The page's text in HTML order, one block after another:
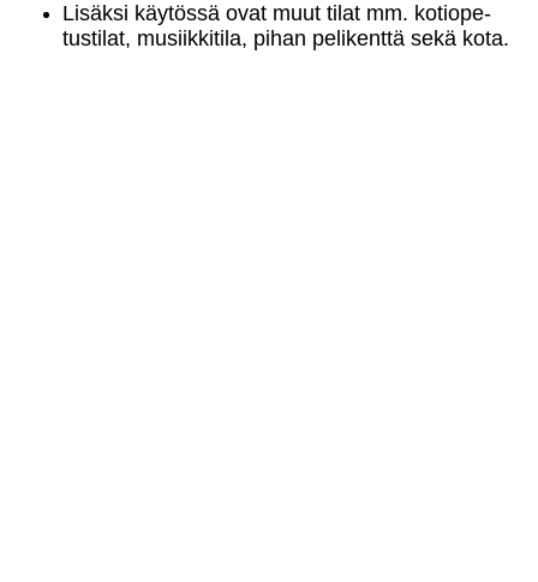
Lisäksi käytössä ovat muut tilat mm. ko­tio­pe­
tus­ti­lat, musiik­ki­ti­la, pihan pe­li­kent­tä sekä kota.